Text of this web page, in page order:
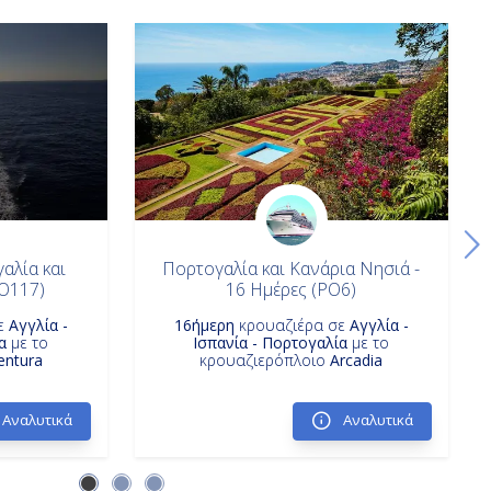
και
Αγγλία -
με το
Πορτογαλία και Κανάρια Νησιά -
16 Ημέρες (PO6)
16ήμερη κρουαζιέρα σε Αγγλία -
Ισπανία - Πορτογαλία με το
κρουαζιερόπλοιοArcadia
Αναλυτικά